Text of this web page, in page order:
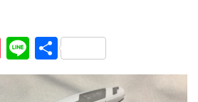
P
o
Li
n
共
有